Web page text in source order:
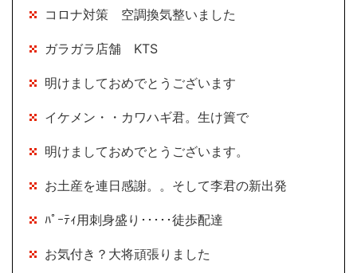
コロナ対策 空調換気整いました
ガラガラ店舗 KTS
明けましておめでとうございます
イケメン・・カワハギ君。生け簀で
明けましておめでとうございます。
お土産を連日感謝。。そして李君の新出発
ﾊﾟｰﾃｨ用刺身盛り･････徒歩配達
お気付き？大将頑張りました